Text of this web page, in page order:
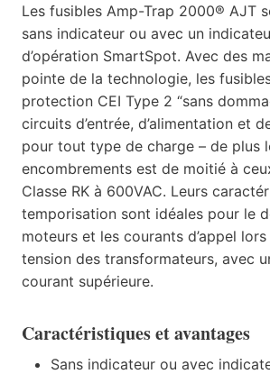
Les fusibles Amp-Trap 2000® AJT
sans indicateur ou avec un
d’opération SmartSpot. Avec des
pointe de la technologie, les
protection CEI Type 2 “sans
circuits d’entrée, d’alimentation et
pour tout type de charge – de plus
encombrements est de moitié à
Classe RK à 600VAC. Leurs
temporisation sont idéales pour le
moteurs et les courants d’appel
tension des transformateurs, avec
courant supérieure.
Caractéristiques et avantages
Sans indicateur ou avec